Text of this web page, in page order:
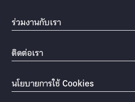
ร่วมงานกับเรา
ติดต่อเรา
นโยบายการใช้ Cookies